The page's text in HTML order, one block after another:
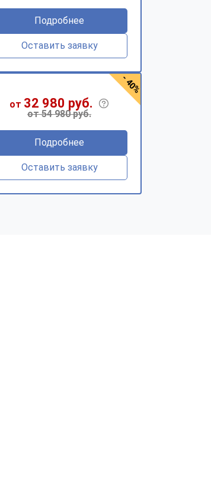
Подробнее
Оставить заявку
от 32 980 руб.
от 54 980 руб.
Подробнее
Оставить заявку
- 40%